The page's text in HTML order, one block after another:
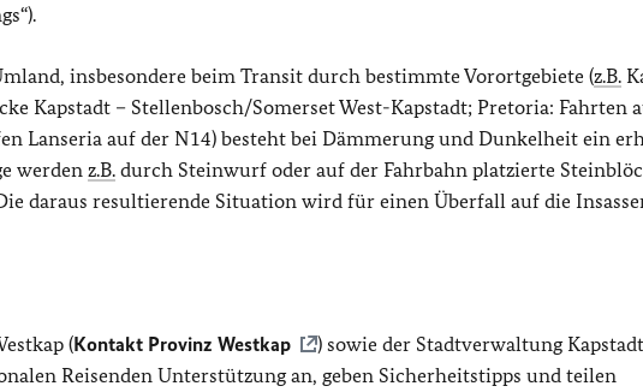
insbesondere beim Transit durch bestimmte Vorortgebiete (z.B.
Kapstadt – Stellenbosch/Somerset West-Kapstadt; Pretoria: Fahrten
Lanseria auf der N14) besteht bei Dämmerung und Dunkelheit ein
werden z.B. durch Steinwurf oder auf der Fahrbahn platzierte
daraus resultierende Situation wird für einen Überfall auf die
(Kontakt Provinz Westkap
) sowie der Stadtverwaltung Kapstadt
Reisenden Unterstützung an, geben Sicherheitstipps und teilen